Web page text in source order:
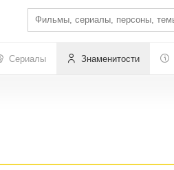
Сериалы Знаменитости